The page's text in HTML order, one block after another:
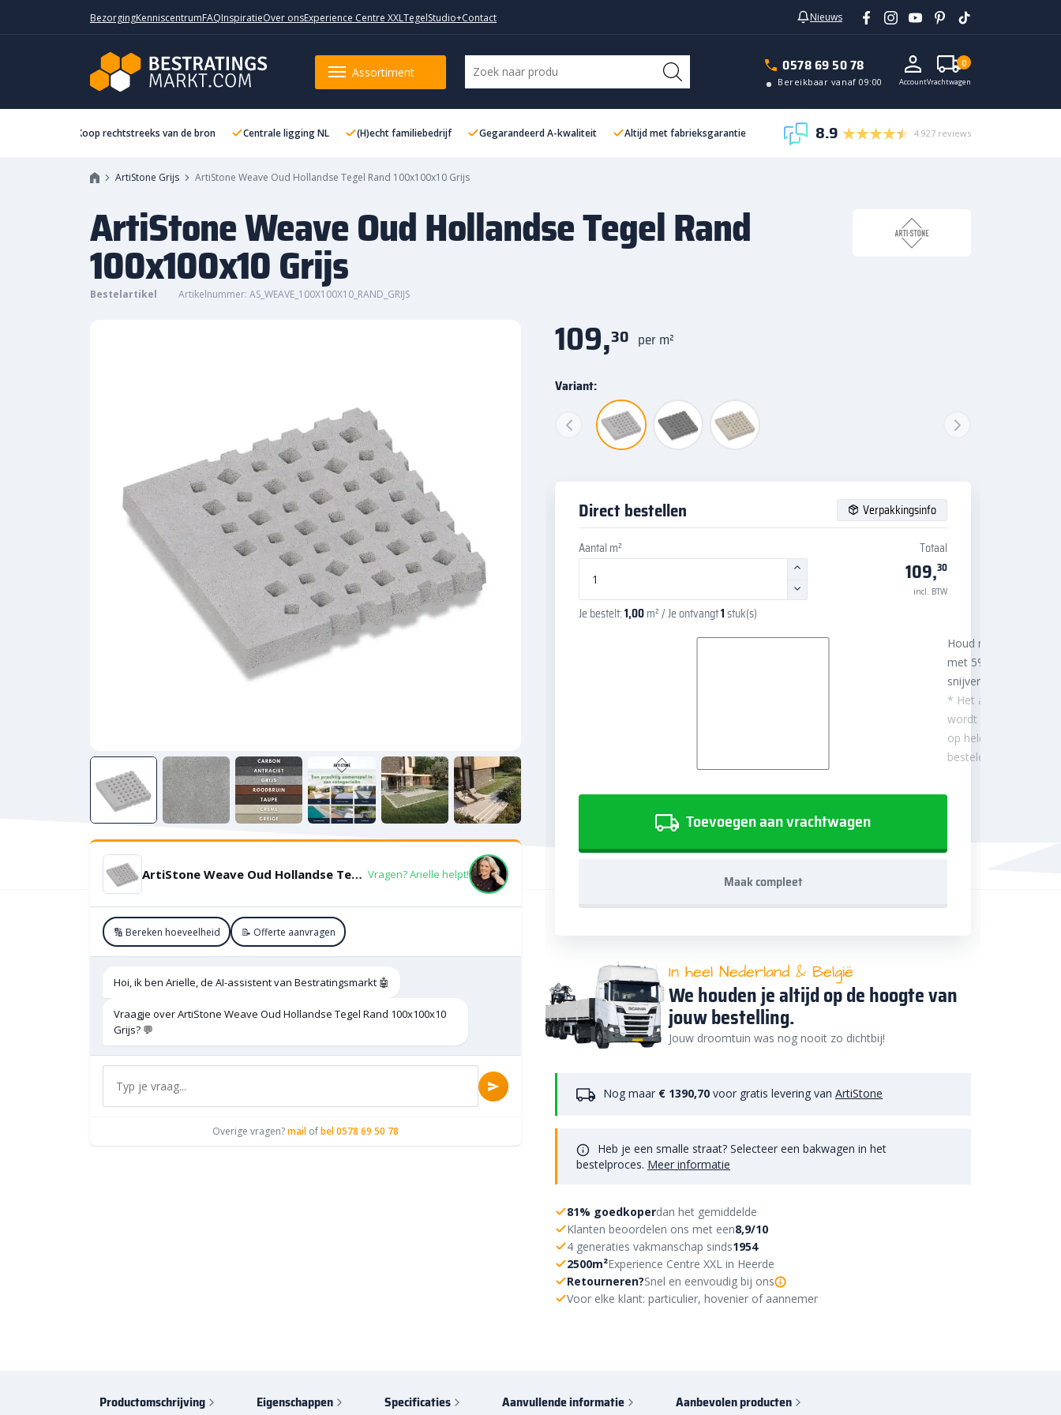
BezorgingKenniscentrumFAQInspiratieOver onsExperience Centre XXLTegelStudio+Contact Nieuws
Assortiment 0578 69 50 78
Bereikbaar vanaf 09:00 AccountVrachtwagen
0
Koop rechtstreeks van de bron Centrale ligging NL (H)echt familiebedrijf Gegarandeerd A-kwaliteit Altijd met fabrieksgarantie 8.9 4.927 reviews
ArtiStone Grijs ArtiStone Weave Oud Hollandse Tegel Rand 100x100x10 Grijs
ArtiStone Weave Oud Hollandse Tegel Rand
100x100x10 Grijs
Bestelartikel Artikelnummer: AS_WEAVE_100X100X10_RAND_GRIJS
ArtiStone Weave Oud Hollandse Tegel Rand 100x100x10 Grijs Vragen? Arielle helpt!
🔢 Bereken hoeveelheid 📝 Offerte aanvragen
Hoi, ik ben Arielle, de AI-assistent van Bestratingsmarkt 🤖
Vraagje over ArtiStone Weave Oud Hollandse Tegel Rand 100x100x10
Grijs? 💬
Overige vragen?mail ofbel 0578 69 50 78
109,30 per m²
Variant:
Direct bestellen Verpakkingsinfo
Aantal m²
Je bestelt:1,00m²/ Je ontvangt1stuk(s)
Totaal
109,30
incl. BTW
Houd rekening
met 5%
snijverlies
* Het aantal m²
wordt afgerond
op hele
besteleenheden.
Toevoegen aan vrachtwagen
Maak compleet
In heel Nederland & België
We houden je altijd op de hoogte van
jouw bestelling.
Jouw droomtuin was nog nooit zo dichtbij!
Nog maar € 1390,70 voor gratis levering van ArtiStone
Heb je een smalle straat? Selecteer een bakwagen in het
bestelproces. Meer informatie
81% goedkoperdan het gemiddelde
Klanten beoordelen ons met een8,9/10
4 generaties vakmanschap sinds1954
2500m²Experience Centre XXL in Heerde
Retourneren?Snel en eenvoudig bij ons
Voor elke klant: particulier, hovenier of aannemer
Productomschrijving Eigenschappen Specificaties Aanvullende informatie Aanbevolen producten
ArtiStone Weave Oud Hollandse Tegel Rand 100x100x10 Grijs In vrachtwagen